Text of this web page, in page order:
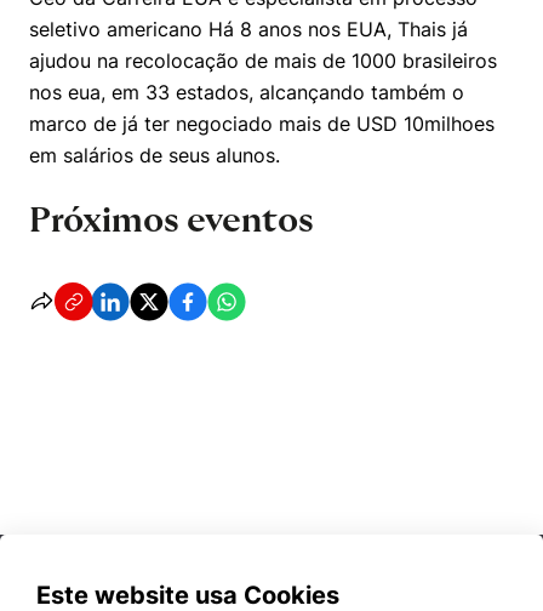
seletivo americano Há 8 anos nos EUA, Thais já
ajudou na recolocação de mais de 1000 brasileiros
nos eua, em 33 estados, alcançando também o
marco de já ter negociado mais de USD 10milhoes
em salários de seus alunos.
Próximos eventos
Este website usa Cookies